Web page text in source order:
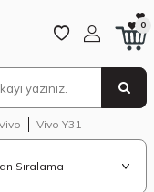
0
Vivo Y31